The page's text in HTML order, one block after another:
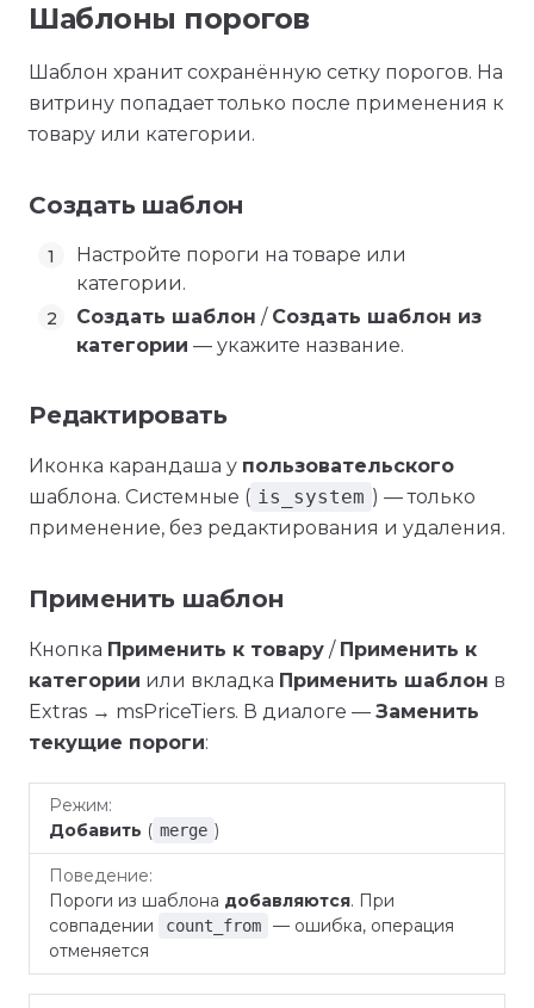
Шаблоны порогов
Шаблон хранит сохранённую сетку порогов. На
витрину попадает только после применения к
товару или категории.
Создать шаблон
Настройте пороги на товаре или
категории.
Создать шаблон / Создать шаблон из
категории — укажите название.
Редактировать
Иконка карандаша у пользовательского
шаблона. Системные ( is_system ) — только
применение, без редактирования и удаления.
Применить шаблон
Кнопка Применить к товару / Применить к
категории или вкладка Применить шаблон в
Extras → msPriceTiers. В диалоге — Заменить
текущие пороги:
Режим
Добавить ( merge )
Пороги из шаблона добавляются. При
совпадении
count_from
— ошибка, операция
отменяется